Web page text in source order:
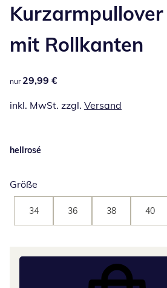
Kurzarmpullover
mit Rollkanten
29,99 €
nur 29,99 €
inkl. MwSt. zzgl. Versand
hellrosé
Größe
34 36 38 40